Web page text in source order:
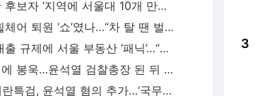
교육장관 후보자 ‘지역에 서울대 10개 만들기’ 제안한 이진숙
김건희 휠체어 퇴원 ‘쇼’였나…“차 탈 땐 벌떡” “집에선 걸어다녀”
초강력 대출 규제에 서울 부동산 ‘패닉’…“급등 지역 조정 있을 듯”
민정수석에 봉욱…윤석열 검찰총장 된 뒤 검찰 떠난 기획통
[단독] 내란특검, 윤석열 혐의 추가…‘국무위원에 직권남용’ 수사 중
3